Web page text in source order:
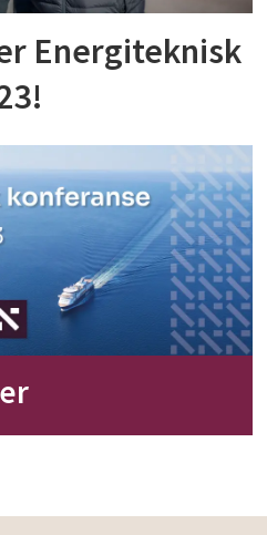
Energiteknisk